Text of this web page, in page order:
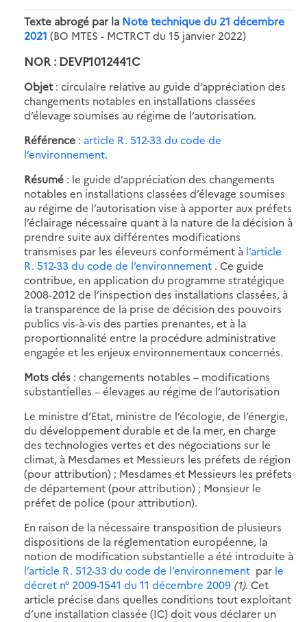
Texte abrogé par la Note technique du 21 décembre
2021 (BO MTES - MCTRCT du 15 janvier 2022)
NOR : DEVP1012441C
Objet: circulaire relative au guide d’appréciation des
changements notables en installations classées
d’élevage soumises au régime de l’autorisation.
Référence : article R. 512-33 du code de
l’environnement.
Résumé : le guide d’appréciation des changements
notables en installations classées d’élevage soumises
au régime de l’autorisation vise à apporter aux préfets
l’éclairage nécessaire quant à la nature de la décision à
prendre suite aux différentes modifications
transmises par les éleveurs conformément à l’article
R. 512-33 du code de l’environnement . Ce guide
contribue, en application du programme stratégique
2008-2012 de l’inspection des installations classées, à
la transparence de la prise de décision des pouvoirs
publics vis-à-vis des parties prenantes, et à la
proportionnalité entre la procédure administrative
engagée et les enjeux environnementaux concernés.
Mots clés : changements notables – modifications
substantielles – élevages au régime de l’autorisation
Le ministre d’Etat, ministre de l’écologie, de l’énergie,
du développement durable et de la mer, en charge
des technologies vertes et des négociations sur le
climat, à Mesdames et Messieurs les préfets de région
(pour attribution) ; Mesdames et Messieurs les préfets
de département (pour attribution) ; Monsieur le
préfet de police (pour attribution).
En raison de la nécessaire transposition de plusieurs
dispositions de la réglementation européenne, la
notion de modification substantielle a été introduite à
l’article R. 512-33 du code de l’environnement par le
décret n° 2009-1541 du 11 décembre 2009 (1). Cet
article précise dans quelles conditions tout exploitant
d’une installation classée (IC) doit vous déclarer un